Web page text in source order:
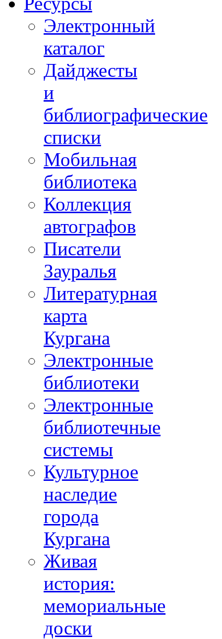
Электронный
каталог
Дайджесты
и
библиографические
списки
Мобильная
библиотека
Коллекция
автографов
Писатели
Зауралья
Литературная
карта
Кургана
Электронные
библиотеки
Электронные
библиотечные
системы
Культурное
наследие
города
Кургана
Живая
история:
мемориальные
доски